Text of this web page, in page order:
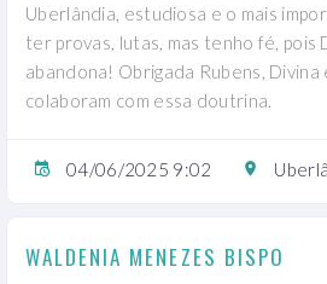
Uberlândia, estudiosa e o mais
ter provas, lutas, mas tenho fé, pois
abandona! Obrigada Rubens,
colaboram com essa doutrina.
04/06/2025 9:02
WALDENIA MENEZES BISPO